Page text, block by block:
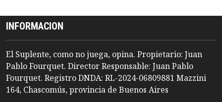
INFORMACION
El Suplente, como no juega, opina. Propietario: Juan
Pablo Fourquet. Director Responsable: Juan Pablo
Fourquet. Registro DNDA: RL-2024-06809881 Mazzini
164, Chascomús, provincia de Buenos Aires